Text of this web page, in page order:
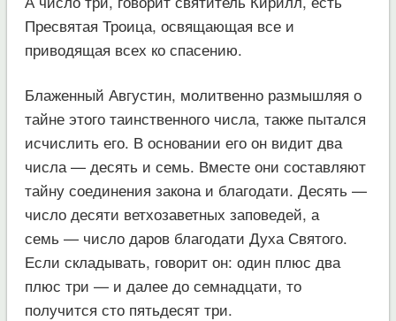
Пресвятая Троица, освящающая все и
приводящая всех ко спасению.
Блаженный Августин, молитвенно размышляя о
тайне этого таинственного числа, также пытался
исчислить его. В основании его он видит два
числа — десять и семь. Вместе они составляют
тайну соединения закона и благодати. Десять —
число десяти ветхозаветных заповедей, а
семь — число даров благодати Духа Святого.
Если складывать, говорит он: один плюс два
плюс три — и далее до семнадцати, то
получится сто пятьдесят три.